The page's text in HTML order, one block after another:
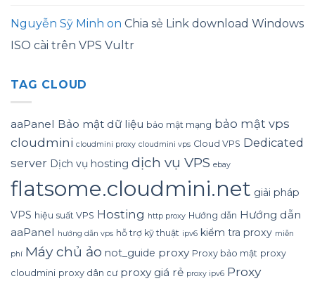
Nguyễn Sỹ Minh on Chia sẻ Link download Windows
ISO cài trên VPS Vultr
TAG CLOUD
aaPanel Bảo mật dữ liệu bảo mật mạng bảo mật vps
cloudmini cloudmini proxy cloudmini vps Cloud VPS Dedicated
server Dịch vụ hosting dịch vụ VPS ebay
flatsome.cloudmini.net giải pháp
VPS hiệu suất VPS Hosting http proxy Hướng dẫn Hướng dẫn
aaPanel hướng dẫn vps hỗ trợ kỹ thuật ipv6 kiểm tra proxy miễn
phí Máy chủ ảo not_guide proxy Proxy bảo mật proxy
cloudmini proxy dân cư proxy giá rẻ proxy ipv6 Proxy